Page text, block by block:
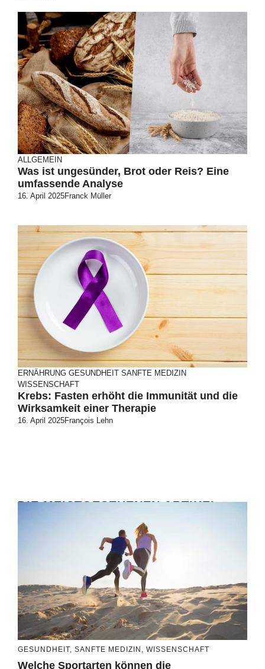
ALLGEMEIN
Was ist ungesünder, Brot oder Reis? Eine
umfassende Analyse
16. April 2025Franck Müller
ERNÄHRUNG GESUNDHEIT SANFTE MEDIZIN
WISSENSCHAFT
Krebs: Fasten erhöht die Immunität und die
Wirksamkeit einer Therapie
16. April 2025François Lehn
DIE MEISTGESEHENEN ARTIKEL
GESUNDHEIT, SANFTE MEDIZIN , WISSENSCHAFT
Welche Sportarten können die